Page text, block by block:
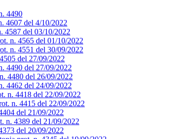
4490
4607 del 4/10/2022
4587 del 03/10/2022
n. 4565 del 01/10/2022
n. 4551 del 30/09/2022
del 27/09/2022
4490 del 27/09/2022
4480 del 26/09/2022
4462 del 24/09/2022
n. 4418 del 22/09/2022
n. 4415 del 22/09/2022
del 21/09/2022
n. 4389 del 21/09/2022
del 20/09/2022